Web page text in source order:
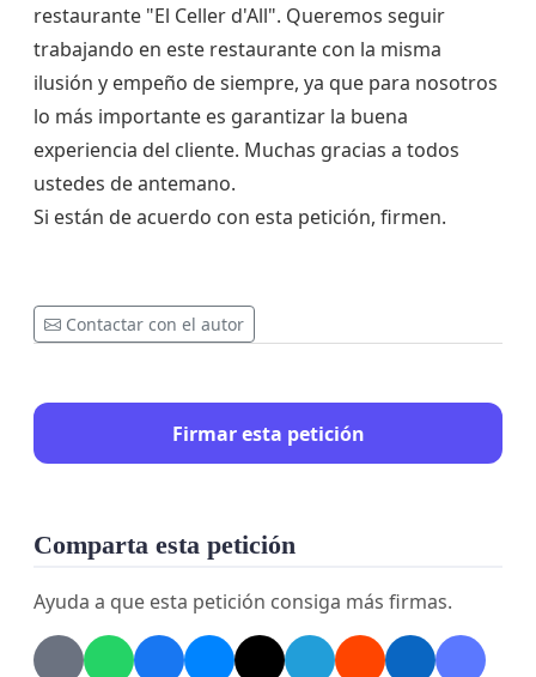
restaurante "El Celler d'All". Queremos seguir
trabajando en este restaurante con la misma
ilusión y empeño de siempre, ya que para nosotros
lo más importante es garantizar la buena
experiencia del cliente. Muchas gracias a todos
ustedes de antemano.
Si están de acuerdo con esta petición, firmen.
Contactar con el autor
Firmar esta petición
Comparta esta petición
Ayuda a que esta petición consiga más firmas.